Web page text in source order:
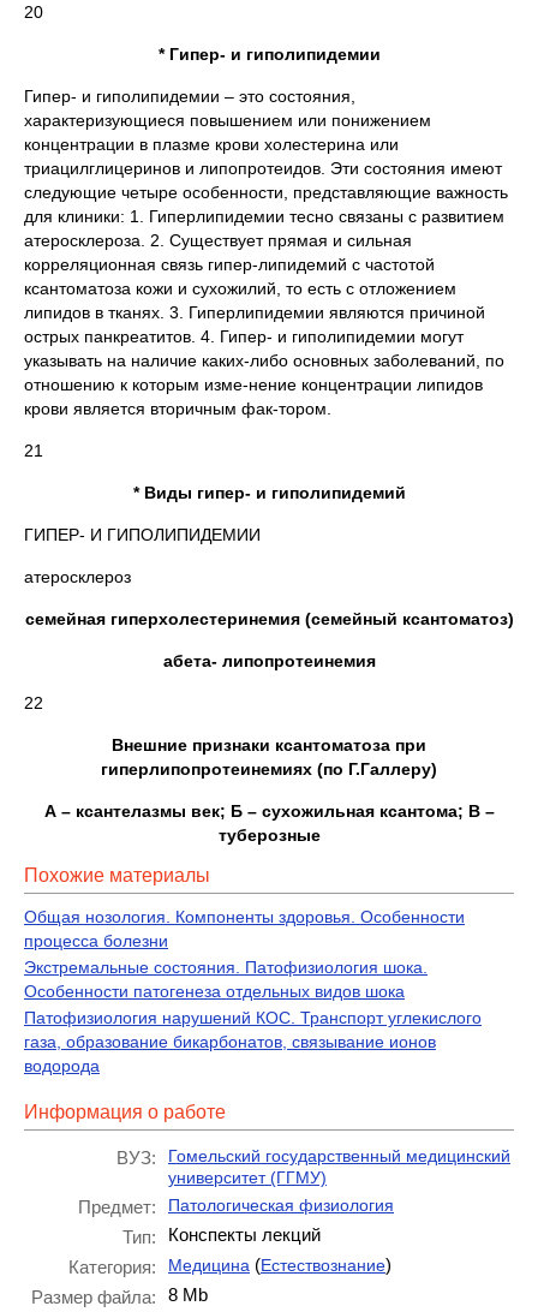
20
* Гипер- и гиполипидемии
Гипер- и гиполипидемии – это состояния,
характеризующиеся повышением или понижением
концентрации в плазме крови холестерина или
триацилглицеринов и липопротеидов. Эти состояния имеют
следующие четыре особенности, представляющие важность
для клиники: 1. Гиперлипидемии тесно связаны с развитием
атеросклероза. 2. Существует прямая и сильная
корреляционная связь гипер-липидемий с частотой
ксантоматоза кожи и сухожилий, то есть с отложением
липидов в тканях. 3. Гиперлипидемии являются причиной
острых панкреатитов. 4. Гипер- и гиполипидемии могут
указывать на наличие каких-либо основных заболеваний, по
отношению к которым изме-нение концентрации липидов
крови является вторичным фак-тором.
21
* Виды гипер- и гиполипидемий
ГИПЕР- И ГИПОЛИПИДЕМИИ
атеросклероз
семейная гиперхолестеринемия (семейный ксантоматоз)
абета- липопротеинемия
22
Внешние признаки ксантоматоза при
гиперлипопротеинемиях (по Г.Галлеру)
А – ксантелазмы век; Б – сухожильная ксантома; В –
туберозные
Похожие материалы
Общая нозология. Компоненты здоровья. Особенности
процесса болезни
Экстремальные состояния. Патофизиология шока.
Особенности патогенеза отдельных видов шока
Патофизиология нарушений КОС. Транспорт углекислого
газа, образование бикарбонатов, связывание ионов
водорода
Информация о работе
ВУЗ:
Гомельский государственный медицинский
университет (ГГМУ)
Предмет: Патологическая физиология
Тип:
Конспекты лекций
Категория:
Медицина (Естествознание)
Размер файла:
8 Mb